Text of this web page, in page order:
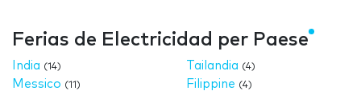
Ferias de Electricidad per Paese
India (14)
Messico (11)
Tailandia (4)
Filippine (4)